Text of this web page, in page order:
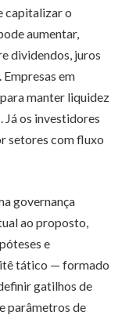
capitalizar o
aumentar,
dividendos, juros
em
manter liquidez
os investidores
setores com fluxo
governança
ao proposto,
e
tático — formado
gatilhos de
parâmetros de